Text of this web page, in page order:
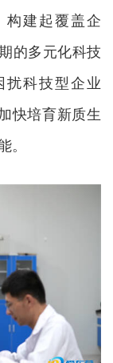
建起覆盖企
的多元化科技
科技型企业
快培育新质生